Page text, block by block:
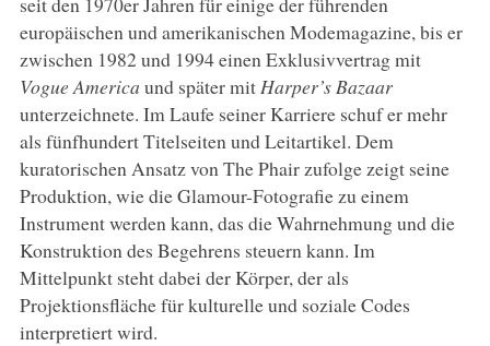
europäischen und amerikanischen Modemagazine, bis er
zwischen 1982 und 1994 einen Exklusivvertrag mit
Vogue America und später mitHarper’s Bazaar
unterzeichnete. Im Laufe seiner Karriere schuf er mehr
als fünfhundert Titelseiten und Leitartikel. Dem
kuratorischen Ansatz von The Phair zufolge zeigt seine
Produktion, wie die Glamour-Fotografie zu einem
Instrument werden kann, das die Wahrnehmung und die
Konstruktion des Begehrens steuern kann. Im
Mittelpunkt steht dabei der Körper, der als
Projektionsfläche für kulturelle und soziale Codes
interpretiert wird.